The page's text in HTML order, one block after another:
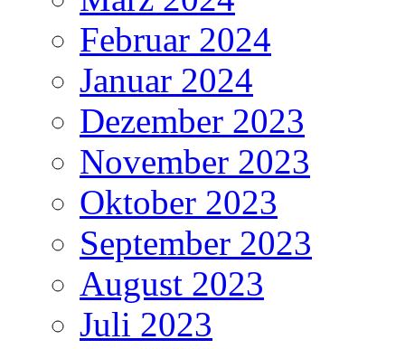
Februar 2024
Januar 2024
Dezember 2023
November 2023
Oktober 2023
September 2023
August 2023
Juli 2023